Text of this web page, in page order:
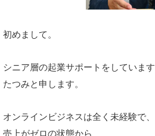
初めまして。
シニア層の起業サポートをしています
たつみと申します。
オンラインビジネスは全く未経験で、
売上がゼロの状態から